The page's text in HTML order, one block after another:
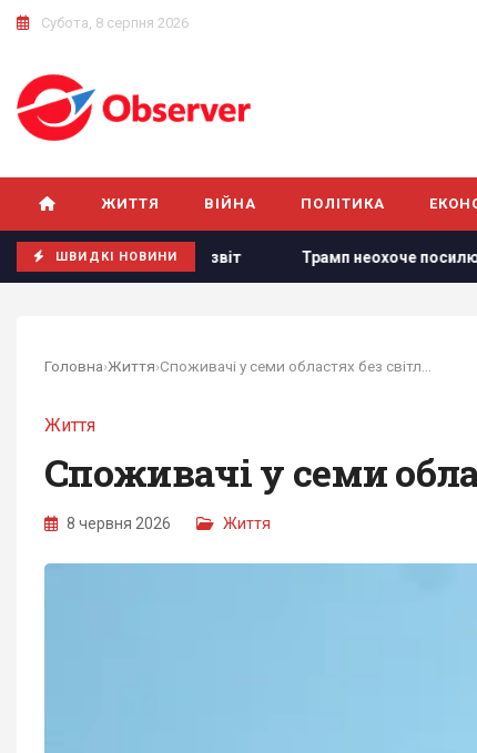
Субота, 8 серпня 2026
ЖИТТЯ ВІЙНА ПОЛІТИКА
ШВИДКІ НОВИНИ
ракет, - звіт Трамп неохоче посилює тиск на
Головна›Життя›
Життя
Споживачі у семи
8 червня 2026 Життя